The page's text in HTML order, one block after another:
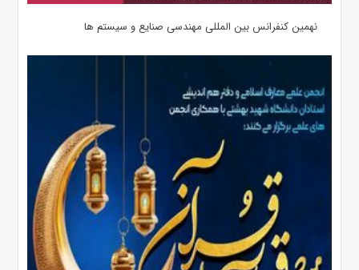
نهمین کنفرانس بین المللی مهندسی صنایع و سیستم­ ها